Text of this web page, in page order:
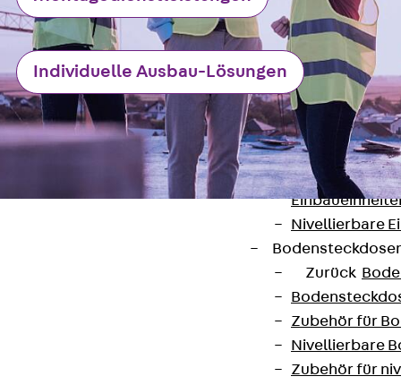
UBK
Einbaueinheiten
Zurück
Nivellierbare
Nivellierbare
Nivellierbare
Zurück
Zubehör für
Nivellierbare
Zubehör für
Individuelle Ausbau-Lösungen